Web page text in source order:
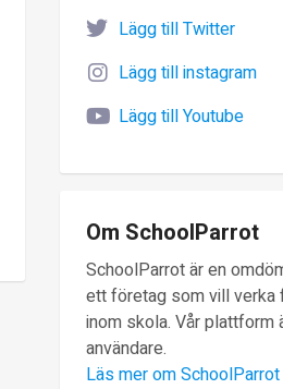
Lägg till Twitter
Lägg till instagram
Lägg till Youtube
Om SchoolParrot
SchoolParrot är en
ett företag som vill verka
inom skola. Vår plattform
användare.
Läs mer om